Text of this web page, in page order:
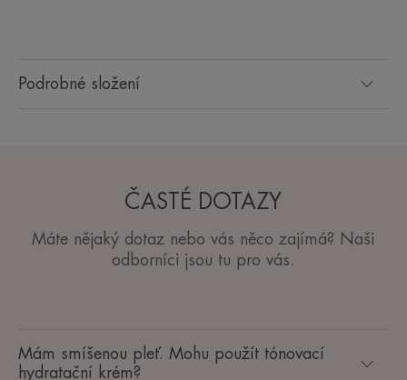
Podrobné složení
ČASTÉ DOTAZY
Máte nějaký dotaz nebo vás něco zajímá? Naši
odborníci jsou tu pro vás.
Mám smíšenou pleť. Mohu použít tónovací
hydratační krém?